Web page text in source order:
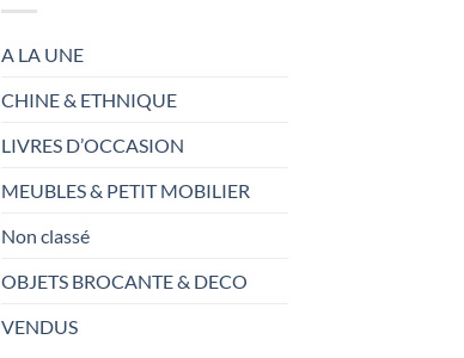
A LA UNE
CHINE & ETHNIQUE
LIVRES D’OCCASION
MEUBLES & PETIT MOBILIER
Non classé
OBJETS BROCANTE & DECO
VENDUS